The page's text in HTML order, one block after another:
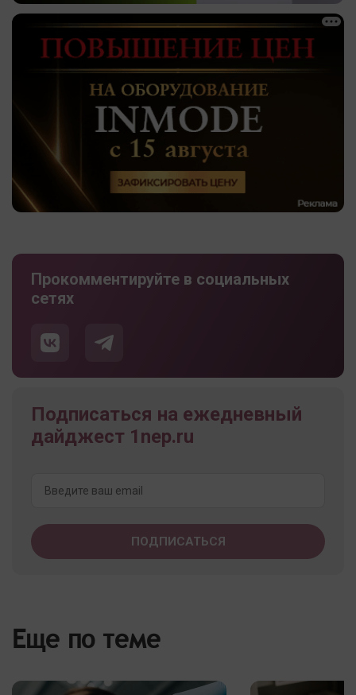
Прокомментируйте в социальных
сетях
Подписаться на ежедневный
дайджест 1nep.ru
Еще по теме